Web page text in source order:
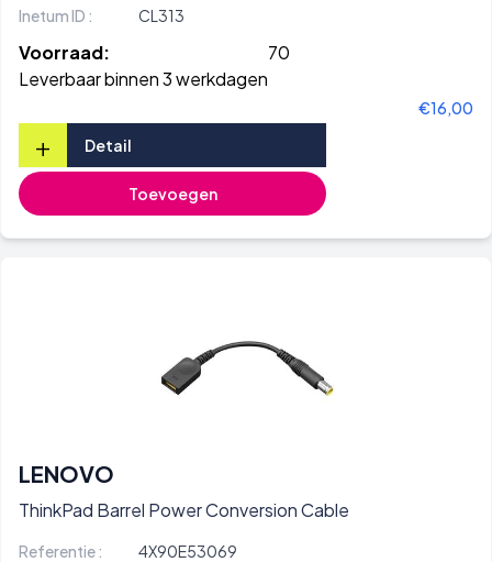
Inetum ID :
CL313
Voorraad:
70
Leverbaar binnen 3 werkdagen
€16,00
+ Detail
Toevoegen
LENOVO
ThinkPad Barrel Power Conversion Cable
Referentie :
4X90E53069